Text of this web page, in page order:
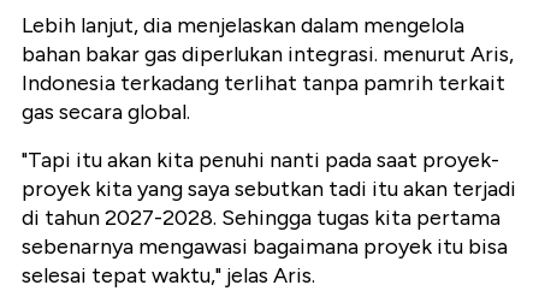
Lebih lanjut, dia menjelaskan dalam mengelola
bahan bakar gas diperlukan integrasi. menurut Aris,
Indonesia terkadang terlihat tanpa pamrih terkait
gas secara global.
"Tapi itu akan kita penuhi nanti pada saat proyek-
proyek kita yang saya sebutkan tadi itu akan terjadi
di tahun 2027-2028. Sehingga tugas kita pertama
sebenarnya mengawasi bagaimana proyek itu bisa
selesai tepat waktu," jelas Aris.